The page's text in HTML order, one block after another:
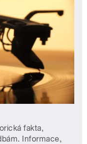
fakta,
Informace,